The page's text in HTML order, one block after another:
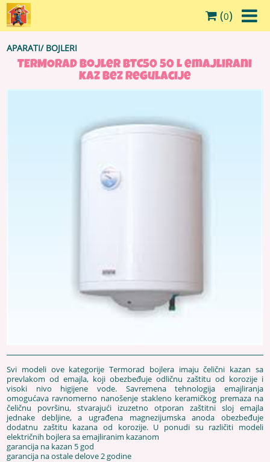
(0)
APARATI/ BOJLERI
TERMORAD Bojler BTC50 50 L emajlirani
kaz bez regulacije
Svi modeli ove kategorije Termorad bojlera imaju čelični kazan sa
prevlakom od emajla, koji obezbeđuje odličnu zaštitu od korozije i
visoki nivo higijene vode. Savremena tehnologija emajliranja
omogućava ravnomerno nanošenje stakleno keramičkog premaza na
čeličnu površinu, stvarajući izuzetno otporan zaštitni sloj emajla
jednake debljine, a ugrađena magnezijumska anoda obezbeđuje
dodatnu zaštitu kazana od korozije. U ponudi su različiti modeli
električnih bojlera sa emajliranim kazanom
garancija na kazan 5 god
garancija na ostale delove 2 godine